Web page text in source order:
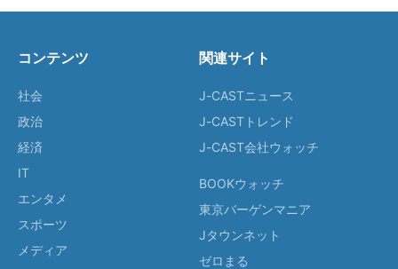
コンテンツ
社会
政治
経済
IT
エンタメ
スポーツ
メディア
関連サイト
J-CASTニュース
J-CASTトレンド
J-CAST会社ウォッチ
BOOKウォッチ
東京バーゲンマニア
Jタウンネット
ゼロまる